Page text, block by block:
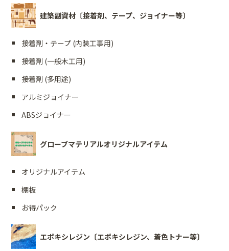
建築副資材〔接着剤、テープ、ジョイナー等〕
接着剤・テープ (内装工事用)
接着剤 (一般木工用)
接着剤 (多用途)
アルミジョイナー
ABSジョイナー
グローブマテリアルオリジナルアイテム
オリジナルアイテム
棚板
お得パック
エポキシレジン〔エポキシレジン、着色トナー等〕